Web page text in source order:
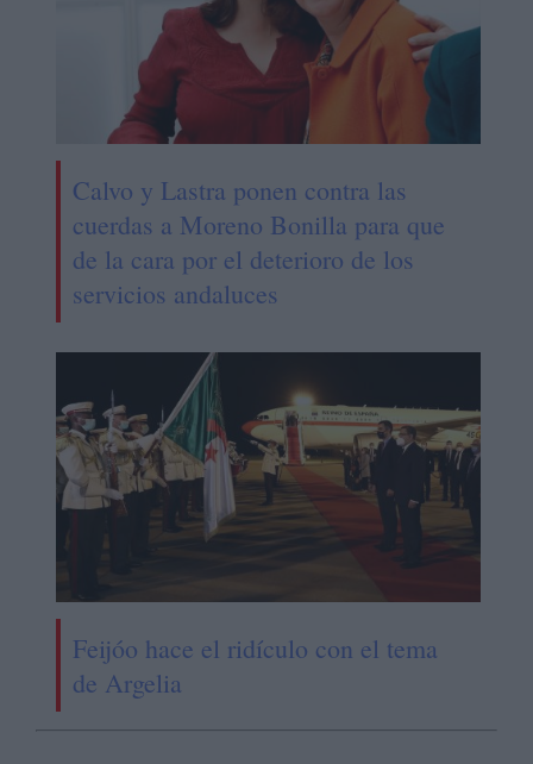
Calvo y Lastra ponen contra las
cuerdas a Moreno Bonilla para que
de la cara por el deterioro de los
servicios andaluces
Feijóo hace el ridículo con el tema
de Argelia